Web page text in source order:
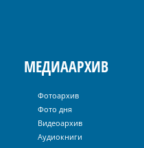
МЕДИААРХИВ
Фотоархив
Фото дня
Видеоархив
Аудиокниги